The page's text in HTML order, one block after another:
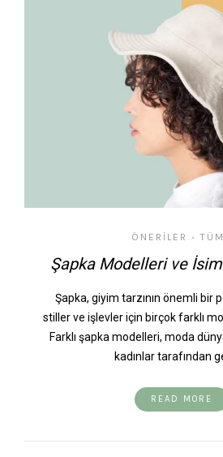
ÖNERILER •
Şapka Modelleri ve
Şapka, giyim tarzının önemli bir
stiller ve işlevler için birçok farklı
Farklı şapka modelleri, moda
kadınlar tarafından
READ MORE